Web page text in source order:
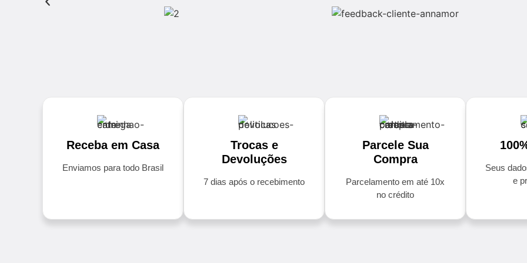
Receba em Casa
Enviamos para todo Brasil
Trocas e
Devoluções
7 dias após o recebimento
Parcele Sua
Compra
Parcelamento em até 10x
no crédito
Seus
e